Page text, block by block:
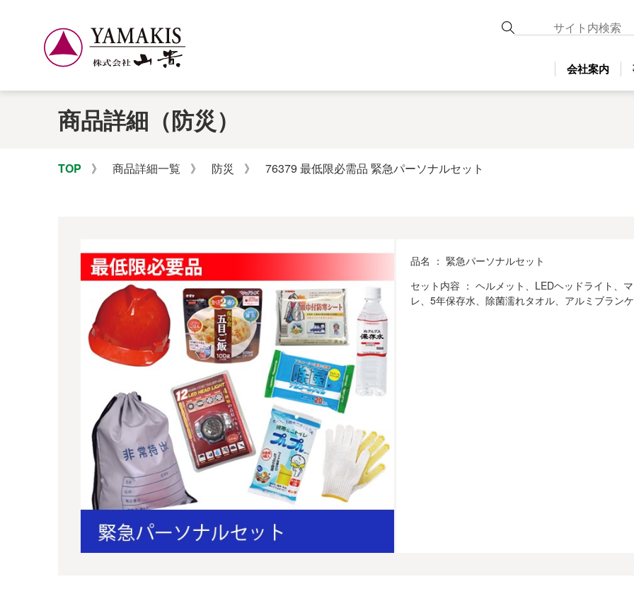
会社案内
商品詳細（防災）
TOP 》 商品詳細一覧 》 防災 》 76379 最低限必需品 緊急パーソナルセット
品名 ： 緊急パーソナルセット
セット内容 ： ヘルメット、LEDヘッドライト、
レ、5年保存水、除菌濡れタオル、アルミブラン